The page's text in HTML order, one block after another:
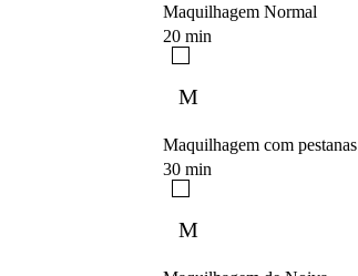
Maquilhagem Normal
20 min
M
Maquilhagem com pestanas
30 min
M